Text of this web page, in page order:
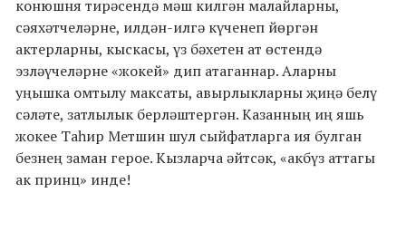
конюшня тирәсендә мәш килгән малайларны,
сәяхәтчеләрне, илдән-илгә күченеп йөргән
актерларны, кыскасы, үз бәхетен ат өстендә
эзләүчеләрне «жокей» дип атаганнар. Аларны
уңышка омтылу максаты, авырлыкларны җиңә белү
сәләте, затлылык берләштергән. Казанның иң яшь
жокее Таһир Метшин шул сыйфатларга ия булган
безнең заман герое. Кызларча әйтсәк, «акбүз аттагы
ак принц» инде!